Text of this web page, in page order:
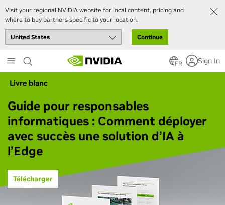
Visit your regional NVIDIA website for local content, pricing and
where to buy partners specific to your location.
Continue
to
main
content
FR Sign In
Livre blanc
Guide pour responsables
informatiques : Comment déployer
avec succès une solution d’IA à
l’Edge
Télécharger